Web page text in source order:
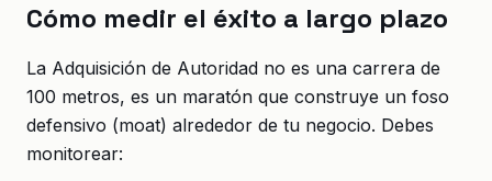
Cómo medir el éxito a largo plazo
La Adquisición de Autoridad no es una carrera de
100 metros, es un maratón que construye un foso
defensivo (moat) alrededor de tu negocio. Debes
monitorear: